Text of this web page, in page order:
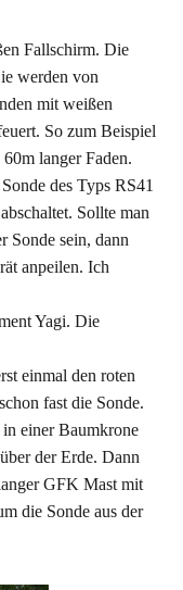
Fallschirm. Die
werden von
mit weißen
So zum Beispiel
langer Faden.
des Typs RS41
Sollte man
Sonde sein, dann
anpeilen. Ich
Yagi. Die
einmal den roten
fast die Sonde.
einer Baumkrone
der Erde. Dann
GFK Mast mit
die Sonde aus der